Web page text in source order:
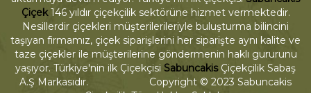
Çiçek146 yıldır çiçekçilik sektörüne hizmet vermektedir.
Nesillerdir çiçekleri müşterilerileriyle buluşturma bilincini
taşıyan firmamız, çiçek siparişlerini her siparişte aynı kalite ve
taze çiçekler ile müşterilerine göndermenin haklı gururunu
yaşıyor. Türkiye'nin ilk Çiçekçisi SabuncakisÇiçekçilik Sabaş
A.Ş Markasıdır. Copyright © 2023 Sabuncakis